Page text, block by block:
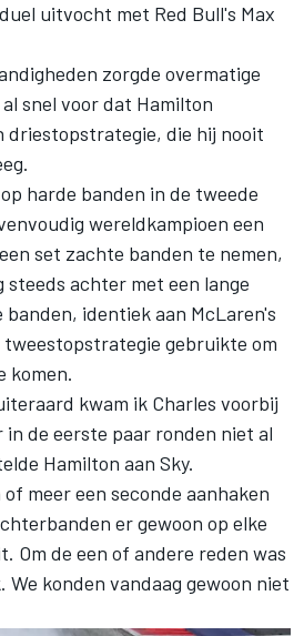
uitvocht met Red Bull's Max
zorgde overmatige
snel voor dat Hamilton
driestopstrategie, die hij nooit
harde banden in de tweede
wereldkampioen een
set zachte banden te nemen,
steeds achter met een lange
identiek aan McLaren's
tweestopstrategie gebruikte om
komen.
kwam ik Charles voorbij
de eerste paar ronden niet al
Hamilton aan Sky.
meer een seconde aanhaken
er gewoon op elke
Om de een of andere reden was
We konden vandaag gewoon niet